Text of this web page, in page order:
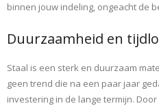
binnen jouw indeling, ongeacht de
Duurzaamheid en
Staal is een sterk en duurzaam
geen trend die na een paar jaar
investering in de lange termijn.